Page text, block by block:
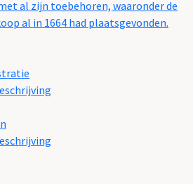
al zijn toebehoren, waaronder de
al in 1664 had plaatsgevonden.